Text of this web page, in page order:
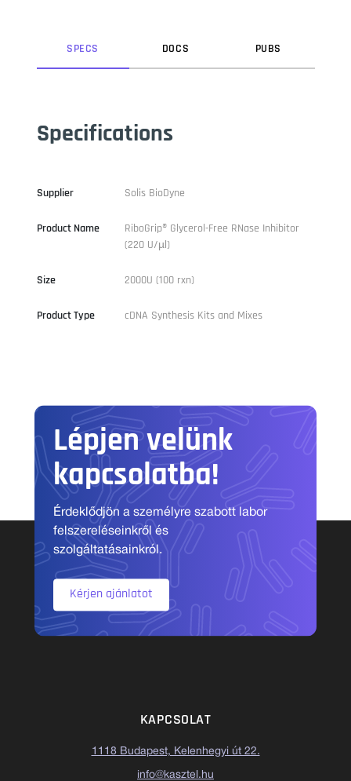
SPECS DOCS PUBS
Specifications
Supplier Solis BioDyne
Product Name
RiboGrip® Glycerol-Free RNase Inhibitor
(220 U/µl)
Size 2000U (100 rxn)
Product Type cDNA Synthesis Kits and Mixes
Lépjen velünk
kapcsolatba!
Érdeklődjön a személyre szabott labor
felszereléseinkről és
szolgáltatásainkról.
Kérjen ajánlatot
KAPCSOLAT
1118 Budapest, Kelenhegyi út 22.
info@kasztel.hu